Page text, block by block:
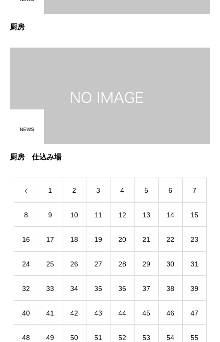
厨房
NEWS
厨房 仕込み場
1 2 3 4 5 6 7
8 9 10 11 12 13 14 15
16 17 18 19 20 21 22 23
24 25 26 27 28 29 30 31
32 33 34 35 36 37 38 39
40 41 42 43 44 45 46 47
48 49 50 51 52 53 54 55